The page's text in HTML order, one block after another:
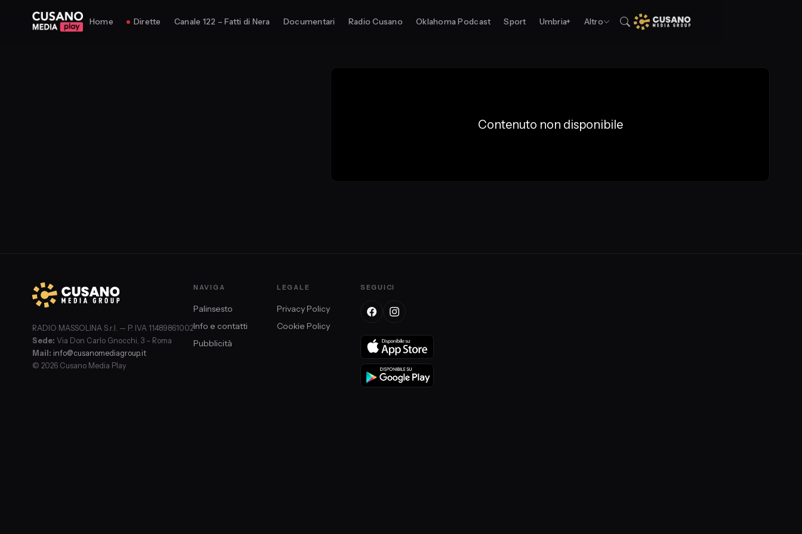
Home Dirette Canale 122 – Fatti di Nera Documentari Radio Cusano Oklahoma Podcast Sport Umbria+ Altro
Contenuto non disponibile
RADIO MASSOLINA S.r.l. — P. IVA 11489861002
Sede: Via Don Carlo Gnocchi, 3 – Roma
Mail: info@cusanomediagroup.it
© 2026 Cusano Media Play
NAVIGA
Palinsesto
Info e contatti
Pubblicità
LEGALE
Privacy Policy
Cookie Policy
SEGUICI